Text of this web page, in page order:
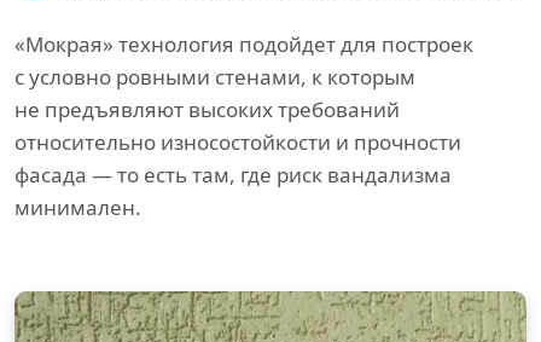
«Мокрая» технология подойдет для построек
с условно ровными стенами, к которым
не предъявляют высоких требований
относительно износостойкости и прочности
фасада — то есть там, где риск вандализма
минимален.